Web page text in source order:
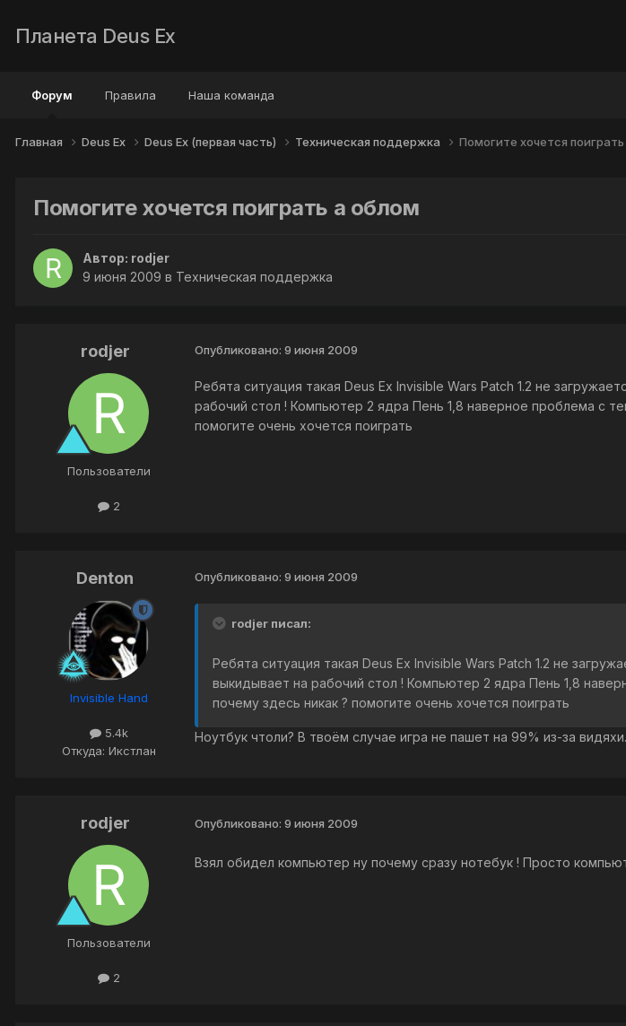
Планета Deus Ex
Форум Правила Наша команда
Главная Deus Ex Deus Ex (первая часть) Техническая поддержка Помогите хочется
Помогите хочется поиграть а облом
Автор: rodjer
9 июня 2009 в Техническая поддержка
rodjer
Пользователи
2
Опубликовано: 9 июня 2009
Ребята ситуация такая Deus Ex Invisible Wars Patch 1.2 не
рабочий стол ! Компьютер 2 ядра Пень 1,8 наверное проблема с
помогите очень хочется поиграть
Denton
Invisible Hand
5.4k
Откуда: Икстлан
Опубликовано: 9 июня 2009
rodjer писал:
Ребята ситуация такая Deus Ex Invisible Wars Patch 1.2 не
выкидывает на рабочий стол ! Компьютер 2 ядра Пень 1,8
почему здесь никак ? помогите очень хочется поиграть
Ноутбук чтоли? В твоём случае игра не пашет на 99% из-за
rodjer
Пользователи
2
Опубликовано: 9 июня 2009
Взял обидел компьютер ну почему сразу нотебук ! Просто